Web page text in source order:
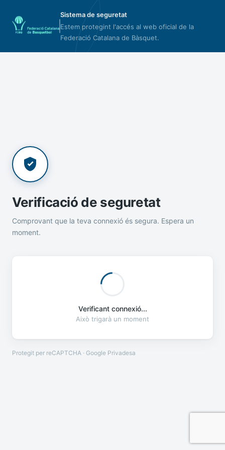
Sistema de seguretat
Estem protegint l'accés al web oficial de la
Federació Catalana de Bàsquet.
Verificació de seguretat
Comprovant que la teva connexió és segura. Espera un
moment.
Verificant connexió...
Això trigarà un moment
Protegit per reCAPTCHA · Google Privadesa